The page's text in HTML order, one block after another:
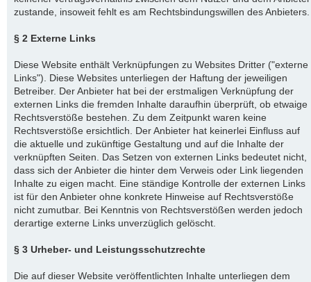
zustande, insoweit fehlt es am Rechtsbindungswillen des Anbieters.
§ 2 Externe Links
Diese Website enthält Verknüpfungen zu Websites Dritter ("externe
Links"). Diese Websites unterliegen der Haftung der jeweiligen
Betreiber. Der Anbieter hat bei der erstmaligen Verknüpfung der
externen Links die fremden Inhalte daraufhin überprüft, ob etwaige
Rechtsverstöße bestehen. Zu dem Zeitpunkt waren keine
Rechtsverstöße ersichtlich. Der Anbieter hat keinerlei Einfluss auf
die aktuelle und zukünftige Gestaltung und auf die Inhalte der
verknüpften Seiten. Das Setzen von externen Links bedeutet nicht,
dass sich der Anbieter die hinter dem Verweis oder Link liegenden
Inhalte zu eigen macht. Eine ständige Kontrolle der externen Links
ist für den Anbieter ohne konkrete Hinweise auf Rechtsverstöße
nicht zumutbar. Bei Kenntnis von Rechtsverstößen werden jedoch
derartige externe Links unverzüglich gelöscht.
§ 3 Urheber- und Leistungsschutzrechte
Die auf dieser Website veröffentlichten Inhalte unterliegen dem